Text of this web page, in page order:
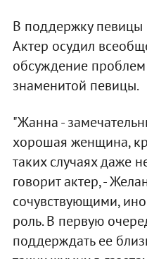
В поддержку певицы
Актер осудил
обсуждение
знаменитой певицы.
"Жанна -
хорошая женщина,
таких случаях даже
говорит актер, -
сочувствующими,
роль. В первую
поддерждать ее